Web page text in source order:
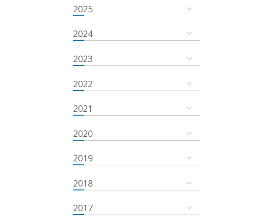
2025
2024
2023
2022
2021
2020
2019
2018
2017